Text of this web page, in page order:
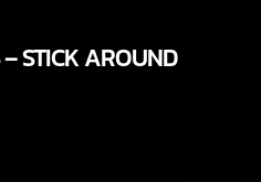
STICK AROUND